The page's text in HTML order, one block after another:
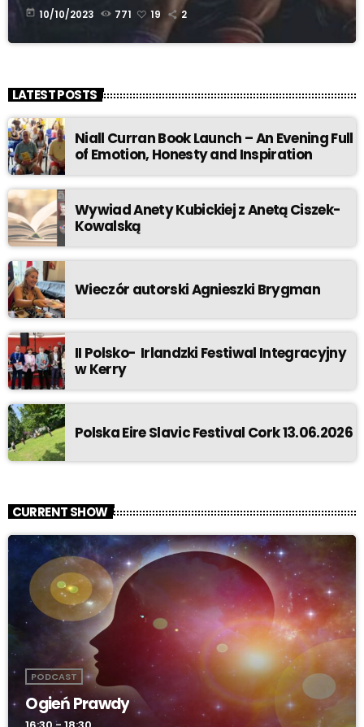
today 10/10/2023 771 19 2
LATEST POSTS
Niall Curran Book Launch – An Evening Full
of Emotion, Honesty and Inspiration
Wywiad Anety Kubickiej z Anetą Ciszek-
Kowalską
Wieczór autorski Agnieszki Brygman
II Polsko- Irlandzki Festiwal Integracyjny
w Kerry
Polska Eire Slavic Festival Cork 13.06.2026
CURRENT SHOW
PODCAST
Ogień Prawdy